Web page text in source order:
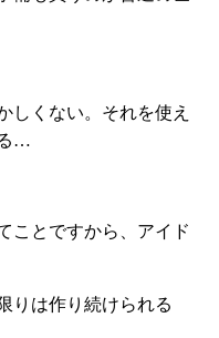
しくない。それを使え
…
ことですから、アイド
りは作り続けられる